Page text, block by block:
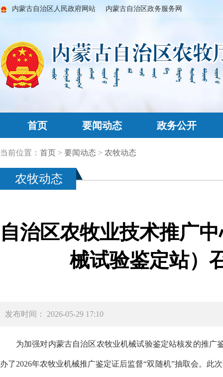
内蒙古自治区人民政府网站 内蒙古自治区政务服务网
首页 要闻动态 政务公开
当前位置： 首页 > 要闻动态 > 农牧动态
农牧动态
自治区农牧业技术推广
械试验鉴定站）
发布时间： 2026-05-29 17:10
为加强对内蒙古自治区农牧业机械试验鉴定站核发的推广
办了2026年农牧业机械推广鉴定证后监督“双随机”抽取会。此